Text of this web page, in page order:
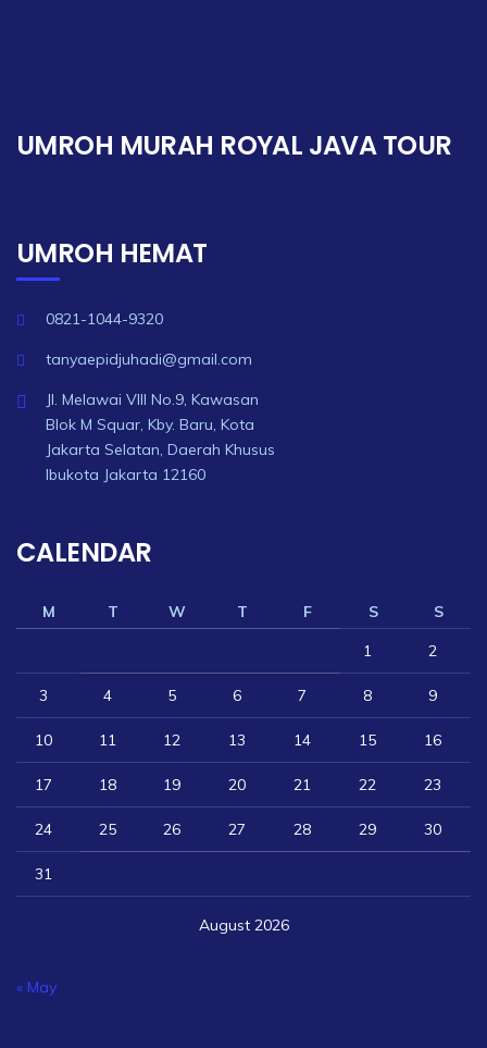
UMROH MURAH ROYAL JAVA TOUR
UMROH HEMAT
0821-1044-9320
tanyaepidjuhadi@gmail.com
Jl. Melawai VIII No.9, Kawasan
Blok M Squar, Kby. Baru, Kota
Jakarta Selatan, Daerah Khusus
Ibukota Jakarta 12160
CALENDAR
August 2026
M T W T F S
S
1
2
3 4 5 6 7 8 9
10 11 12 13 14 15 16
17 18 19 20 21 22 23
24 25 26 27 28 29 30
31
« May